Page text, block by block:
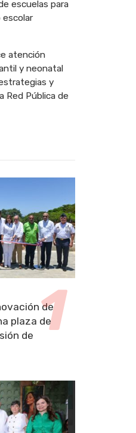
escuelas para
escolar
atención
y neonatal
y
Red Pública de
de
plaza de
de